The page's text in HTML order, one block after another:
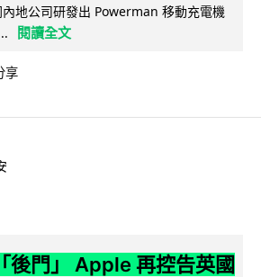
地公司研發出 Powerman 移動充電機
閱讀全文
享
後門」 Apple 再控告英國